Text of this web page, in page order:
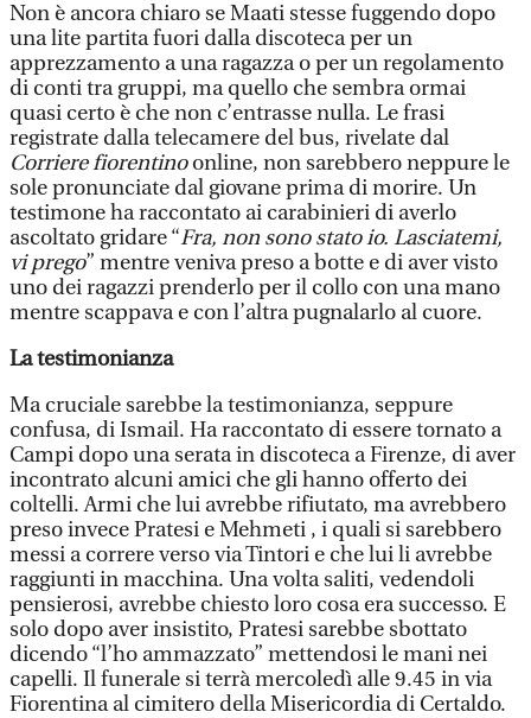
Non è ancora chiaro se Maati stesse fuggendo dopo
una lite partita fuori dalla discoteca per un
apprezzamento a una ragazza o per un regolamento
di conti tra gruppi, ma quello che sembra ormai
quasi certo è che non c’entrasse nulla. Le frasi
registrate dalla telecamere del bus, rivelate dal
Corriere fiorentinoonline, non sarebbero neppure le
sole pronunciate dal giovane prima di morire. Un
testimone ha raccontato ai carabinieri di averlo
ascoltato gridare “Fra, non sono stato io. Lasciatemi,
vi prego” mentre veniva preso a botte e di aver visto
uno dei ragazzi prenderlo per il collo con una mano
mentre scappava e con l’altra pugnalarlo al cuore.
La testimonianza
Ma cruciale sarebbe la testimonianza, seppure
confusa, di Ismail. Ha raccontato di essere tornato a
Campi dopo una serata in discoteca a Firenze, di aver
incontrato alcuni amici che gli hanno offerto dei
coltelli. Armi che lui avrebbe rifiutato, ma avrebbero
preso invece Pratesi e Mehmeti , i quali si sarebbero
messi a correre verso via Tintori e che lui li avrebbe
raggiunti in macchina. Una volta saliti, vedendoli
pensierosi, avrebbe chiesto loro cosa era successo. E
solo dopo aver insistito, Pratesi sarebbe sbottato
dicendo “l’ho ammazzato” mettendosi le mani nei
capelli. Il funerale si terrà mercoledì alle 9.45 in via
Fiorentina al cimitero della Misericordia di Certaldo.